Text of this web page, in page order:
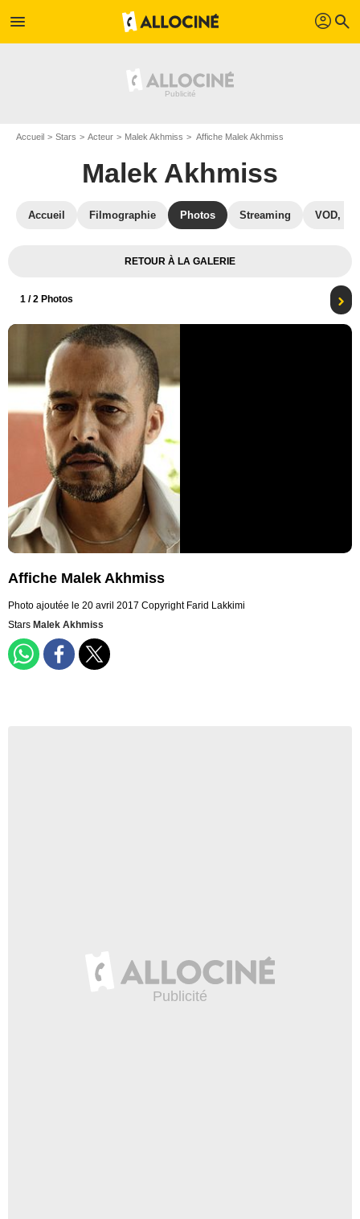
menu profil search
Accueil Stars Acteur Malek Akhmiss Affiche Malek Akhmiss
Malek Akhmiss
Accueil Filmographie Photos Streaming VOD,
RETOUR À LA GALERIE
1 / 2 Photos
Affiche Malek Akhmiss
Photo ajoutée le 20 avril 2017 Copyright Farid Lakkimi
Stars Malek Akhmiss